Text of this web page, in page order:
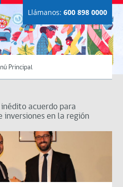
Llámanos: 600 898 0000
Principal
acuerdo para
en la región